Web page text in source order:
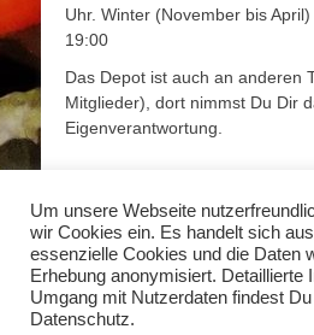
Uhr. Winter (November bis
19:00
Das Depot ist auch an anderen
Mitglieder), dort nimmst Du Dir
Eigenverantwortung.
Mehr Infos
Mehr Informationen zum
Landwirtschaft findet Ihr unter
landwirtschaft.org
Um unsere Webseite
wir Cookies ein. Es handelt sich
essenzielle Cookies und die Daten
Erhebung anonymisiert. Detaillierte
Umgang mit Nutzerdaten findest
Datenschutz.